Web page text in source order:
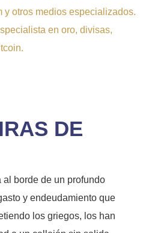
y otros medios especializados.
en oro, divisas,
DE
al borde de un profundo
y endeudamiento que
los griegos, los han